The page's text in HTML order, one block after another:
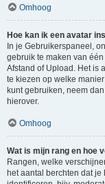
Omhoog
Hoe kan ik een avatar
In je Gebruikerspaneel,
gebruik te maken van
Afstand of Upload. Het is
te kiezen op welke
kunt gebruiken, neem
hierover.
Omhoog
Wat is mijn rang en hoe
Rangen, welke
het aantal berchten dat